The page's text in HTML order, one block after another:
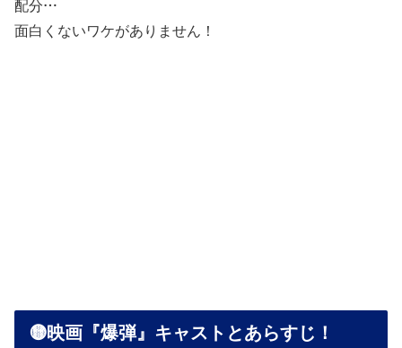
配分…
面白くないワケがありません！
🟡映画『爆弾』キャストとあらすじ！